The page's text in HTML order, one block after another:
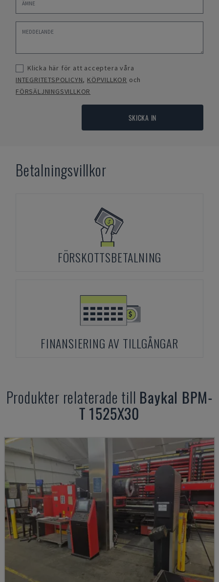
Klicka här för att acceptera våra
INTEGRITETSPOLICYN, KÖPVILLKOR och
FÖRSÄLJNINGSVILLKOR
SKICKA IN
Betalningsvillkor
FÖRSKOTTSBETALNING
FINANSIERING AV TILLGÅNGAR
Produkter relaterade till Baykal BPM-
T 1525X30